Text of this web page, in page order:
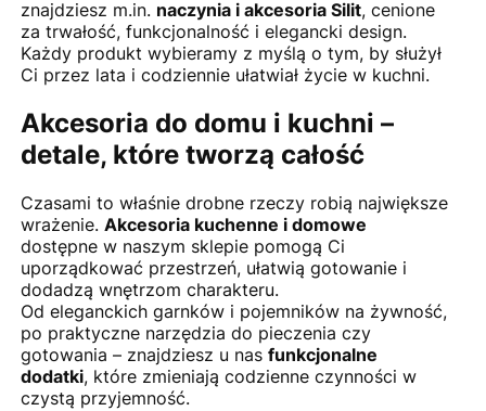
znajdziesz m.in. naczynia i akcesoria Silit, cenione
za trwałość, funkcjonalność i elegancki design.
Każdy produkt wybieramy z myślą o tym, by służył
Ci przez lata i codziennie ułatwiał życie w kuchni.
Akcesoria do domu i kuchni –
detale, które tworzą całość
Czasami to właśnie drobne rzeczy robią największe
wrażenie. Akcesoria kuchenne i domowe
dostępne w naszym sklepie pomogą Ci
uporządkować przestrzeń, ułatwią gotowanie i
dodadzą wnętrzom charakteru.
Od eleganckich garnków i pojemników na żywność,
po praktyczne narzędzia do pieczenia czy
gotowania – znajdziesz u nas funkcjonalne
dodatki, które zmieniają codzienne czynności w
czystą przyjemność.